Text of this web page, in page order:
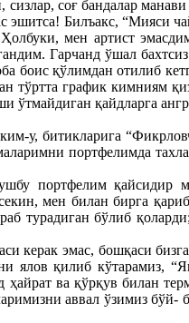
соғ бандалар
Билъакс, “Мияси
мен артист
Гарчанд ўшал бахтсиз
боис қўлимдан отилиб
тўртта график кимниям
қайдларга
у, битикларига
портфелимда
портфелим қайсидир
мен билан бирга
турадиган бўлиб
керак эмас, бошқаси
ялов қилиб кўтарамиз,
ва қўрқув билан
аввал ўзимиз бўй-